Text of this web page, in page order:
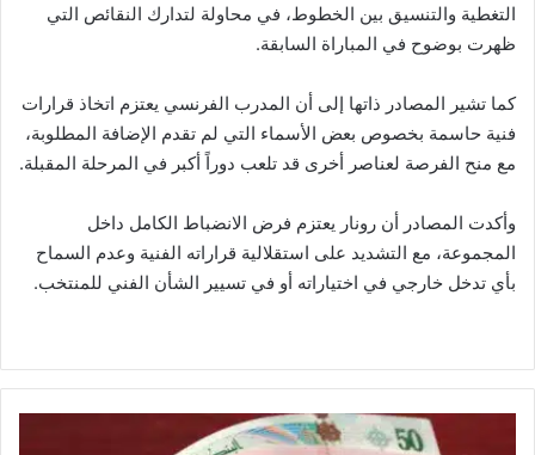
التغطية والتنسيق بين الخطوط، في محاولة لتدارك النقائص التي
ظهرت بوضوح في المباراة السابقة.
كما تشير المصادر ذاتها إلى أن المدرب الفرنسي يعتزم اتخاذ قرارات
فنية حاسمة بخصوص بعض الأسماء التي لم تقدم الإضافة المطلوبة،
مع منح الفرصة لعناصر أخرى قد تلعب دوراً أكبر في المرحلة المقبلة.
وأكدت المصادر أن رونار يعتزم فرض الانضباط الكامل داخل
المجموعة، مع التشديد على استقلالية قراراته الفنية وعدم السماح
بأي تدخل خارجي في اختياراته أو في تسيير الشأن الفني للمنتخب.